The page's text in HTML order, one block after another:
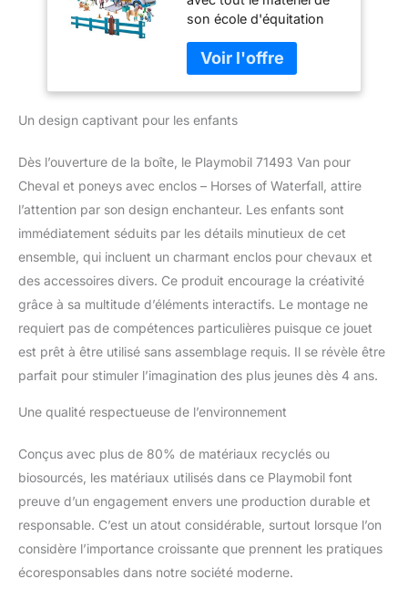
Horses of Waterfall
fabriquée avec Plus
de 80% de
matériaux recyclés
ou biosourcés en
Moyenne - Dès 4
son école d'équitation
la magie du monde
équestre. Avec son
véhicule équipé, deux
adorables poneys et des
commencer ! Le camion
de transport pour
chevaux, équipé d'un toit
amovible, garantit une
authentique. L'ensemble
comprend des
couvertures, des brides,
des selles et d'autres
accessoires pour des
heures de divertissement
assurées ! Il y a de la
personnages dans la
(un personnage d'enfant
peut également être
passager). Rampe
latérale pour l'entrée des
poneys. Le coffre offre
beaucoup d'espaces de
rangement pour les
Un design captivant pour les enfants
Dès l’ouverture de la boîte, le Playmobil 71493 Van pour
Cheval et poneys avec enclos – Horses of Waterfall, attire
l’attention par son design enchanteur. Les enfants sont
immédiatement séduits par les détails minutieux de cet
ensemble, qui incluent un charmant enclos pour chevaux et
des accessoires divers. Ce produit encourage la créativité
grâce à sa multitude d’éléments interactifs. Le montage ne
requiert pas de compétences particulières puisque ce jouet
est prêt à être utilisé sans assemblage requis. Il se révèle être
parfait pour stimuler l’imagination des plus jeunes dès 4 ans.
Une qualité respectueuse de l’environnement
Conçus avec plus de 80% de matériaux recyclés ou
biosourcés, les matériaux utilisés dans ce Playmobil font
preuve d’un engagement envers une production durable et
responsable. C’est un atout considérable, surtout lorsque l’on
considère l’importance croissante que prennent les pratiques
écoresponsables dans notre société moderne.